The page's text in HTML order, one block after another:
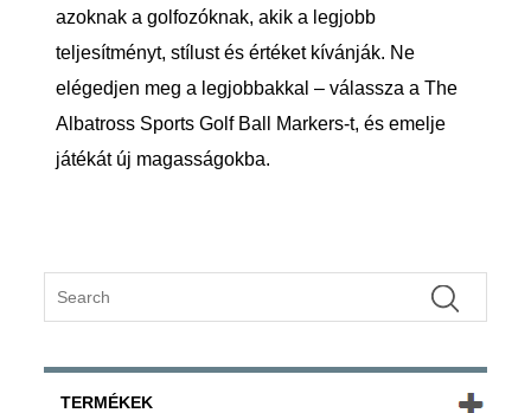
azoknak a golfozóknak, akik a legjobb
teljesítményt, stílust és értéket kívánják. Ne
elégedjen meg a legjobbakkal – válassza a The
Albatross Sports Golf Ball Markers-t, és emelje
játékát új magasságokba.
TERMÉKEK